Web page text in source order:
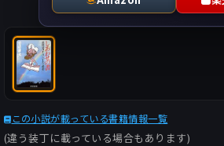
この小説が載っている書籍情報一覧
(違う装丁に載っている場合もあります)